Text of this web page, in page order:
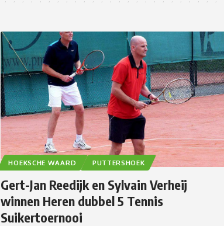
HOEKSCHE WAARD PUTTERSHOEK
Gert-Jan Reedijk en Sylvain Verheij
winnen Heren dubbel 5 Tennis
Suikertoernooi